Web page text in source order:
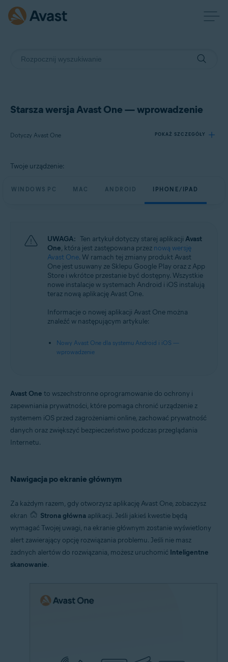
Starsza wersja Avast One — wprowadzenie
Dotyczy Avast One POKAŻ SZCZEGÓŁY
Avast One
Twoje urządzenie:
WINDOWS PC MAC ANDROID IPHONE/IPAD
UWAGA: Ten artykuł dotyczy starej aplikacji Avast
One, która jest zastępowana przez nową wersję
Avast One. W ramach tej zmiany produkt Avast
One jest usuwany ze Sklepu Google Play oraz z App
Store i wkrótce przestanie być dostępny. Wszystkie
nowe instalacje w systemach Android i iOS instalują
teraz nową aplikację Avast One.
Informacje o nowej aplikacji Avast One można
znaleźć w następującym artykule:
Nowy Avast One dla systemu Android i iOS —
wprowadzenie
Avast One to wszechstronne oprogramowanie do ochrony i
zapewniania prywatności, które pomaga chronić urządzenie z
systemem iOS przed zagrożeniami online, zachować prywatność
danych oraz zwiększyć bezpieczeństwo podczas przeglądania
Internetu.
Nawigacja po ekranie głównym
Za każdym razem, gdy otworzysz aplikację Avast One, zobaczysz
ekran
Strona głównaaplikacji. Jeśli jakieś kwestie będą
wymagać Twojej uwagi, na ekranie głównym zostanie wyświetlony
alert zawierający opcję rozwiązania problemu. Jeśli nie masz
żadnych alertów do rozwiązania, możesz uruchomić Inteligentne
skanowanie.